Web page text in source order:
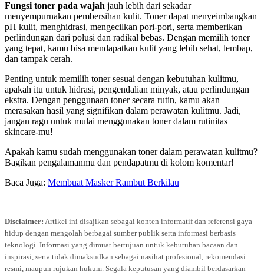
Fungsi toner pada wajah jauh lebih dari sekadar
menyempurnakan pembersihan kulit. Toner dapat menyeimbangkan
pH kulit, menghidrasi, mengecilkan pori-pori, serta memberikan
perlindungan dari polusi dan radikal bebas. Dengan memilih toner
yang tepat, kamu bisa mendapatkan kulit yang lebih sehat, lembap,
dan tampak cerah.
Penting untuk memilih toner sesuai dengan kebutuhan kulitmu,
apakah itu untuk hidrasi, pengendalian minyak, atau perlindungan
ekstra. Dengan penggunaan toner secara rutin, kamu akan
merasakan hasil yang signifikan dalam perawatan kulitmu. Jadi,
jangan ragu untuk mulai menggunakan toner dalam rutinitas
skincare-mu!
Apakah kamu sudah menggunakan toner dalam perawatan kulitmu?
Bagikan pengalamanmu dan pendapatmu di kolom komentar!
Baca Juga: Membuat Masker Rambut Berkilau
Disclaimer: Artikel ini disajikan sebagai konten informatif dan referensi gaya
hidup dengan mengolah berbagai sumber publik serta informasi berbasis
teknologi. Informasi yang dimuat bertujuan untuk kebutuhan bacaan dan
inspirasi, serta tidak dimaksudkan sebagai nasihat profesional, rekomendasi
resmi, maupun rujukan hukum. Segala keputusan yang diambil berdasarkan